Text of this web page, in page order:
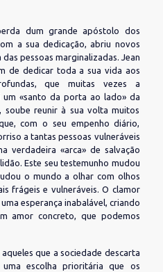
dum grande apóstolo dos
a sua dedicação, abriu novos
pessoas marginalizadas. Jean
de dedicar toda a sua vida aos
que muitas vezes a
um «santo da porta ao lado» da
soube reunir à sua volta muitos
com o seu empenho diário,
a tantas pessoas vulneráveis
verdadeira «arca» de salvação
Este seu testemunho mudou
o mundo a olhar com olhos
frágeis e vulneráveis. O clamor
esperança inabalável, criando
amor concreto, que podemos
que a sociedade descarta
escolha prioritária que os